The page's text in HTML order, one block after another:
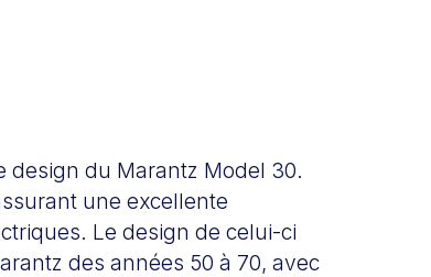
design du Marantz Model 30.
une excellente
Le design de celui-ci
des années 50 à 70, avec